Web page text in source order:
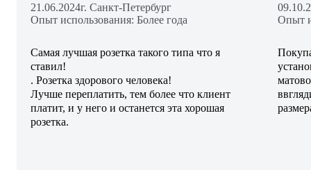
21.06.2024г. Санкт-Петербург
Опыт использования: Более года
Самая лучшая розетка такого типа что я
ставил!
. Розетка здорового человека!
Лучше переплатить, тем более что клиент
платит, и у него и останется эта хорошая
розетка.
Опыт